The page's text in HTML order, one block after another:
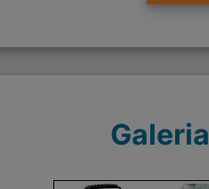
Galeria